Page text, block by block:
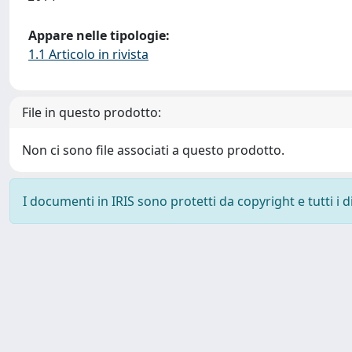
Appare nelle tipologie:
1.1 Articolo in rivista
File in questo prodotto:
Non ci sono file associati a questo prodotto.
I documenti in IRIS sono protetti da copyright e tutti i